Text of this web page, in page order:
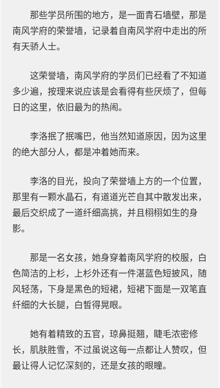
那些学员所围的地方，是一面青石墙壁，那是
南风学府的荣誉墙，记录着自南风学府中走出的所
有天骄人士。
这荣誉墙，南风学府的学员们已经看了不知道
多少遍，按理来说应该是会看得有些厌烦了，但每
日的这里，依旧最为的热闹。
李洛抿了抿嘴巴，他当然知道原因，因为这里
的绝大部分人，都是冲着她而来。
李洛的目光，投向了荣誉墙上方的一个位置，
那里有一颗水晶石，有道道光芒自其中散发出来，
最后交织成了一道纤细高挑，并且栩栩如生的身
影。
那是一名女孩，她身穿着南风学府的校服，白
色简洁的上杉，上杉外还有一件湛蓝色短披风，随
风轻荡，下身是黑色的短裙，短裙下面是一双笔直
纤细的大长腿，白皙得晃眼。
她有着精致的五官，琼鼻挺翘，睫毛浓密修
长，肌肤胜雪，不过虽说这每一点都让人赞叹，但
最让得人记忆深刻的，还是女孩的眼瞳。